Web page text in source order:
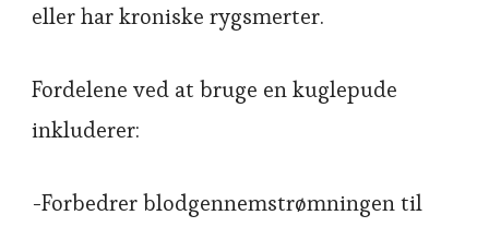
eller har kroniske rygsmerter.
Fordelene ved at bruge en kuglepude
inkluderer:
-Forbedrer blodgennemstrømningen til